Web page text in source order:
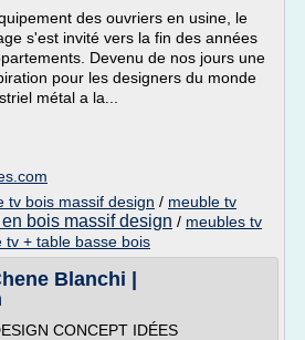
des ouvriers en usine, le
s'est invité vers la fin des années
Devenu de nos jours une
pour les designers du monde
métal a la...
tv bois massif design / meuble tv
bois massif design / meubles tv
tv + table basse bois
Blanchi |
CONCEPT IDÉES